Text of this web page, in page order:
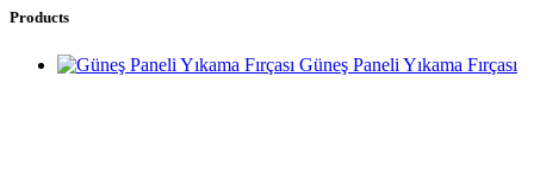
Products
Güneş Paneli Yıkama Fırçası